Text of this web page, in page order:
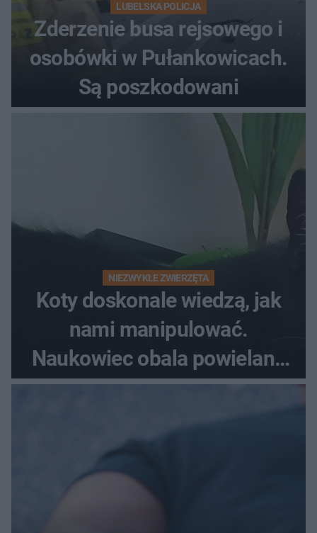
LUBELSKA POLICJA
Zderzenie busa rejsowego i
osobówki w Pułankowicach.
Są poszkodowani
NIEZWYKŁE ZWIERZĘTA
Koty doskonale wiedzą, jak
nami manipulować.
Naukowiec obala powielane
od lat mity na ich temat